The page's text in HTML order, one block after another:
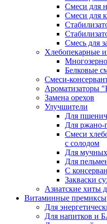
Смеси для
Смеси для
Смесь для
Хлебопекарные
Белковые
Смеси-
Ароматизаторы
Замена орехов
Улучшители
Для
Для ржано-
Смеси
с солодом
Для мучных
Для
С
Закваски
Азиатские хиты
Витаминные премиксы
Для
Для напитков и